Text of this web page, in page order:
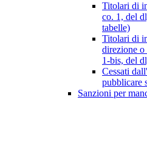
Titolari di
co. 1, del
tabelle)
Titolari di
direzione
1-bis, del
Cessati
pubblicare
Sanzioni per